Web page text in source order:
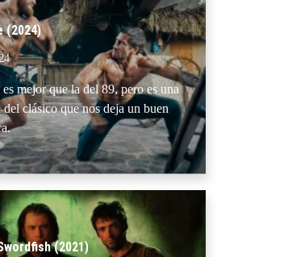
(2024)
mejor que la del 89, pero es una
del clásico que nos deja un buen
(2021)